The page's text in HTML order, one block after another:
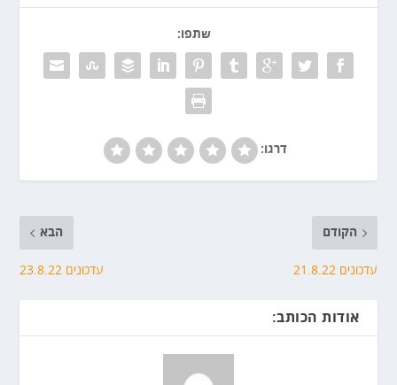
שתפו:
דרגו:
הקודם
עדכונים 21.8.22
הבא
עדכונים 23.8.22
אודות הכותב: